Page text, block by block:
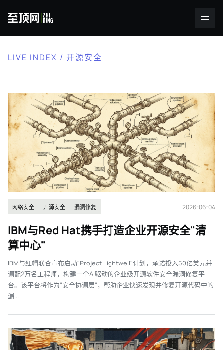
LIVE INDEX / 开源安全
网络安全 开源安全 漏洞修复 2026-06-04
IBM与Red Hat携手打造企业开源安全"清
算中心"
IBM与红帽联合宣布启动"Project Lightwell"计划，承诺投入50亿美元并
调配2万名工程师，构建一个AI驱动的企业级开源软件安全漏洞修复平
台。该平台将作为"安全协调层"，帮助企业快速发现并修复开源代码中的
漏...